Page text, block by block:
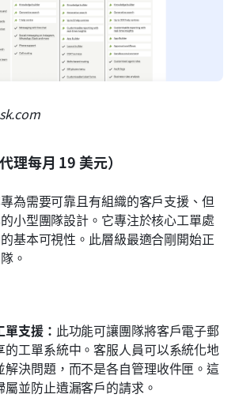
理每月 19 美元）
專為需要可靠且有組織的客戶支援、但
小型團隊設計。它專注於核心工單處
基本可視性。此層級最適合剛開始正
。
支援： 此功能可讓團隊將客戶電子郵
的工單系統中。客服人員可以系統化地
解決問題，而不是各自管理收件匣。這
屬並防止遺漏客戶的請求。